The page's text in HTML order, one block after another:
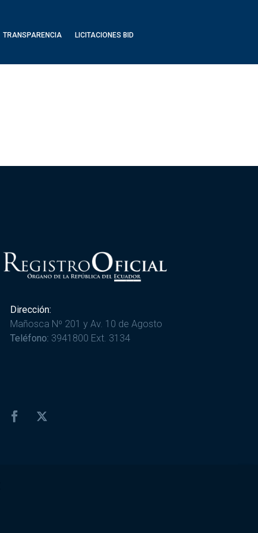
TRANSPARENCIA LICITACIONES BID
Dirección:
Mañosca Nº 201 y Av. 10 de Agosto
Teléfono: 3941800 Ext. 3134